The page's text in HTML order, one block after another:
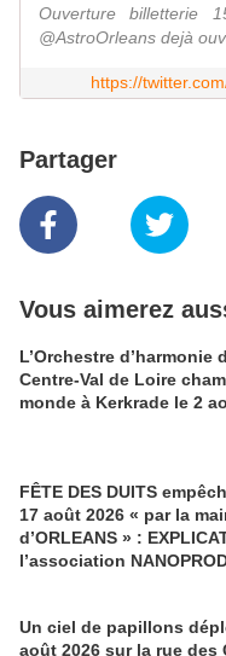
Ouverture billetterie
@AstroOrleans dejà
https://
Partager
Vous aimerez
L’Orchestre d’harmonie
Centre-Val de Loire
monde à Kerkrade le 2
FÊTE DES DUITS
17 août 2026 « par la
d’ORLEANS » : EXPLICATIONS de
l’association
Un ciel de papillons
août 2026 sur la rue des